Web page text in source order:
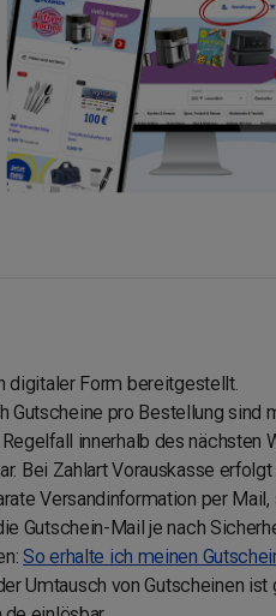
digitaler Form bereitgestellt.
Gutscheine pro Bestellung sind
innerhalb des
Bei Zahlart Vorauskasse
Versandinformation per
Gutschein-Mail je nach
So erhalte ich meinen
Umtausch von Gutscheinen